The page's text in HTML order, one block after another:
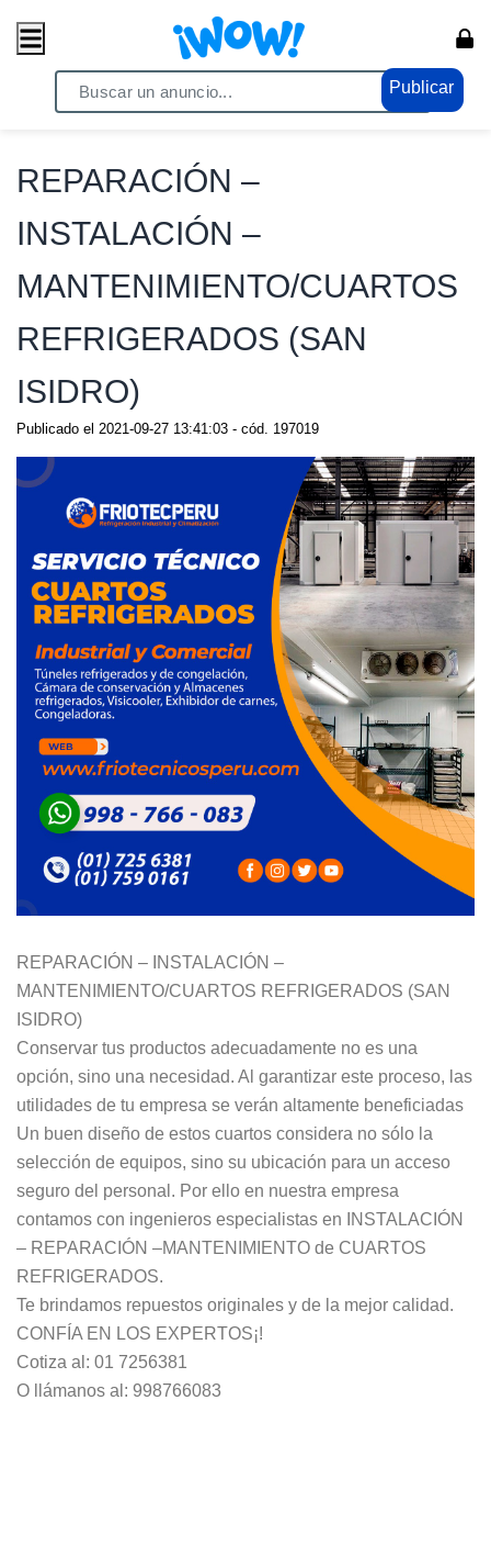
Publicar
/ Comercio / Consumo masivo
REPARACIÓN –
INSTALACIÓN –
MANTENIMIENTO/CUARTOS
REFRIGERADOS (SAN
ISIDRO)
Publicado el 2021-09-27 13:41:03 - cód. 197019
REPARACIÓN – INSTALACIÓN –
MANTENIMIENTO/CUARTOS REFRIGERADOS (SAN
ISIDRO)
Conservar tus productos adecuadamente no es una
opción, sino una necesidad. Al garantizar este proceso, las
utilidades de tu empresa se verán altamente beneficiadas
Un buen diseño de estos cuartos considera no sólo la
selección de equipos, sino su ubicación para un acceso
seguro del personal. Por ello en nuestra empresa
contamos con ingenieros especialistas en INSTALACIÓN
– REPARACIÓN –MANTENIMIENTO de CUARTOS
REFRIGERADOS.
Te brindamos repuestos originales y de la mejor calidad.
CONFÍA EN LOS EXPERTOS¡!
Cotiza al: 01 7256381
O llámanos al: 998766083